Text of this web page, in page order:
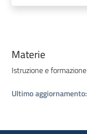
Materie
Istruzione e formazione
Ultimo aggiornamento: